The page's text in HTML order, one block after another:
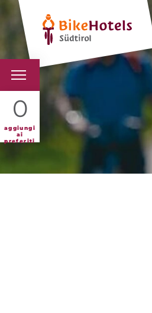
0
aggiungi
ai
preferiti
HOTELS
TOUR &